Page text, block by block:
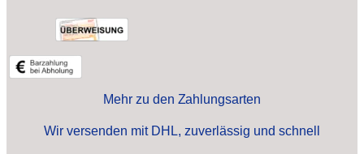
Mehr zu den Zahlungsarten
Wir versenden mit DHL, zuverlässig und schnell